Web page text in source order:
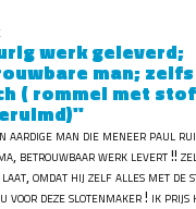
werk geleverd;
man;
( rommel met
aardige man die meneer paul
betrouwbaar werk levert !!
omdat hij zelf alles met de
voor deze slotenmaker ! ik prijs